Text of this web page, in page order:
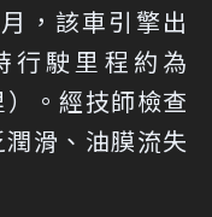
，該車引擎出
行駛里程約為
。經技師檢查
滑、油膜流失